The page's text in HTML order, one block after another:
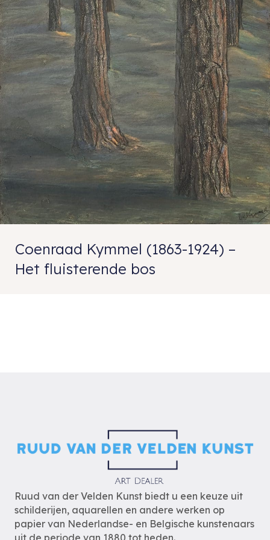
Coenraad Kymmel (1863-1924) –
Het fluisterende bos
Ruud van der Velden Kunst biedt u een keuze uit
schilderijen, aquarellen en andere werken op
papier van Nederlandse- en Belgische kunstenaars